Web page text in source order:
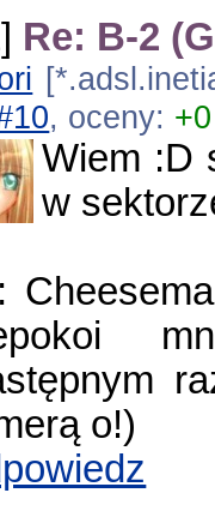
Re: B-2
, oceny: +0
Wiem :D
w
o!)